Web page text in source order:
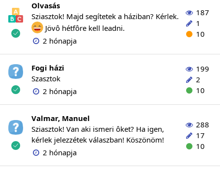
Olvasás
Sziasztok! Majd segítetek a háziban? Kérlek.
Jövô hétfôre kell leadni.
2 hónapja
187
1
10
Fogi házi
Szasztok
2 hónapja
199
2
10
Valmar, Manuel
Sziasztok! Van aki ismeri ôket? Ha igen,
kérlek jelezzétek válaszban! Köszönöm!
2 hónapja
288
17
10